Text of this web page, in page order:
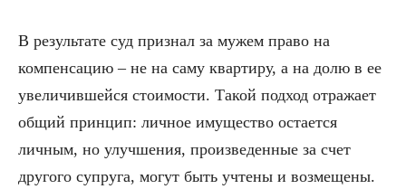
В результате суд признал за мужем право на
компенсацию – не на саму квартиру, а на долю в ее
увеличившейся стоимости. Такой подход отражает
общий принцип: личное имущество остается
личным, но улучшения, произведенные за счет
другого супруга, могут быть учтены и возмещены.